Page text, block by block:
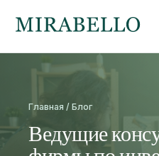
Главная / Блог
Ведущие